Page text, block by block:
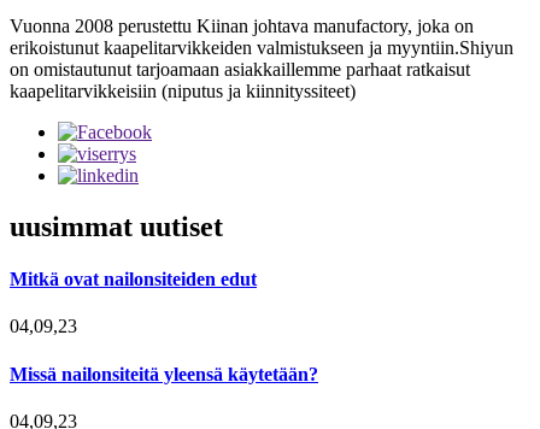
Vuonna 2008 perustettu Kiinan johtava manufactory, joka on
erikoistunut kaapelitarvikkeiden valmistukseen ja myyntiin.Shiyun
on omistautunut tarjoamaan asiakkaillemme parhaat ratkaisut
kaapelitarvikkeisiin (niputus ja kiinnityssiteet)
uusimmat uutiset
Mitkä ovat nailonsiteiden edut
04,09,23
Missä nailonsiteitä yleensä käytetään?
04,09,23